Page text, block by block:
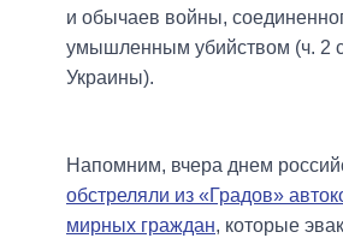
и обычаев войны,
умышленным убийством (ч. 2
Украины).
Напомним, вчера днем
обстреляли из «Градов»
мирных граждан, которые